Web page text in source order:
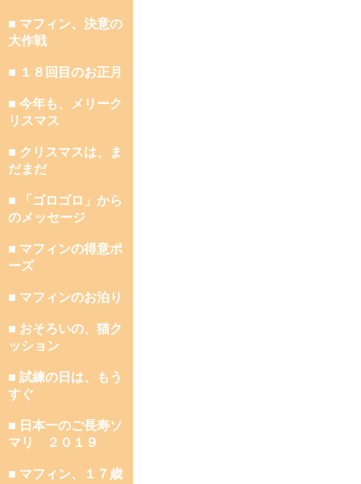
■ マフィン、決意の
大作戦
■ １８回目のお正月
■ 今年も、メリーク
リスマス
■ クリスマスは、ま
だまだ
■ 「ゴロゴロ」から
のメッセージ
■ マフィンの得意ポ
ーズ
■ マフィンのお泊り
■ おそろいの、猫ク
ッション
■ 試練の日は、もう
すぐ
■ 日本一のご長寿ソ
マリ ２０１９
■ マフィン、１７歳